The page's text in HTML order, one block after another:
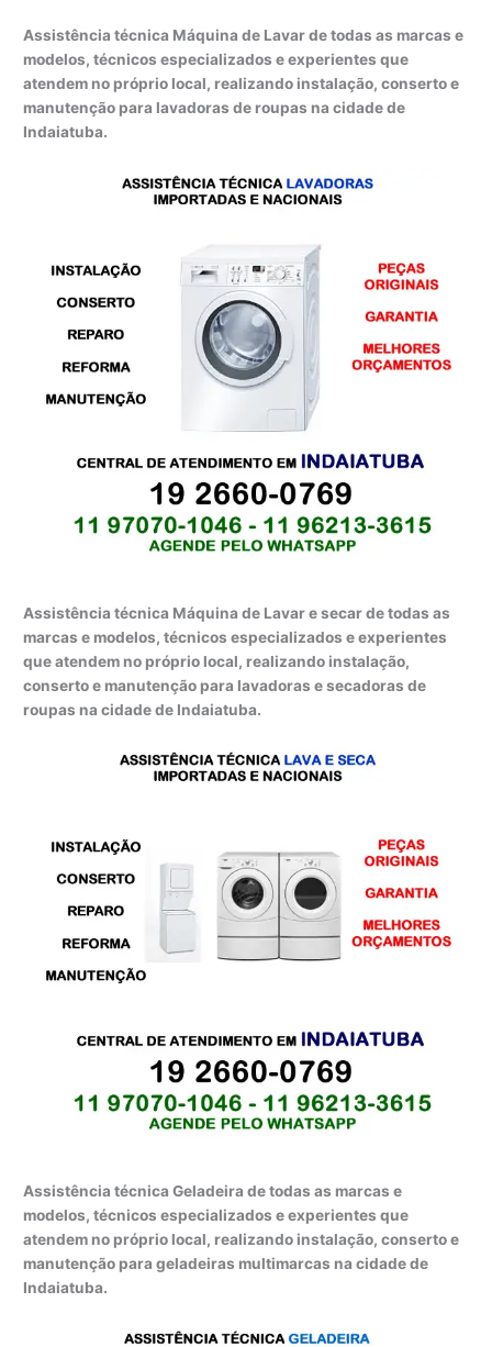
Assistência técnica Máquina de Lavar de todas as marcas e
modelos, técnicos especializados e experientes que
atendem no próprio local, realizando instalação, conserto e
manutenção para lavadoras de roupas na cidade de
Indaiatuba.
Assistência técnica Máquina de Lavar e secar de todas as
marcas e modelos, técnicos especializados e experientes
que atendem no próprio local, realizando instalação,
conserto e manutenção para lavadoras e secadoras de
roupas na cidade de Indaiatuba.
Assistência técnica Geladeira de todas as marcas e
modelos, técnicos especializados e experientes que
atendem no próprio local, realizando instalação, conserto e
manutenção para geladeiras multimarcas na cidade de
Indaiatuba.